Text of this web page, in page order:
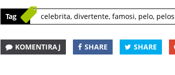
Tag celebrita, divertente, famosi, pelo,
KOMENTIRAJ SHARE SHARE